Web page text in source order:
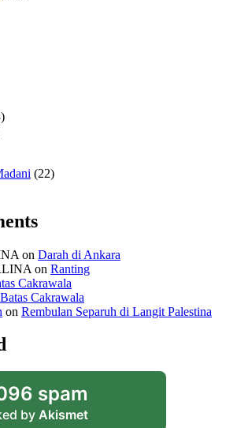
(22)
on Darah di Ankara
on Ranting
Cakrawala
Cakrawala
on Rembulan Separuh di Langit Palestina
spam
by Akismet